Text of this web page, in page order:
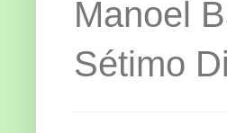
Manoel
Sétimo